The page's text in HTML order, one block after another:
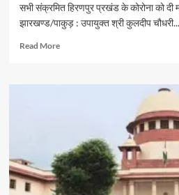
डॉक्टर
के
की
सभी संक्रमित हिरणपुर प्रखंड के कोरोना को दी
झारखण्ड/पाकुड़ : उपायुक्त श्री कुलदीप चौधरी...
Read MoreRead
जिले
की
पुष्टि,
एक
कि